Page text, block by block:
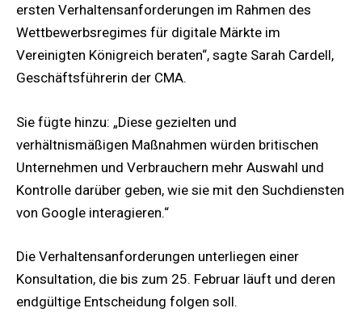
ersten Verhaltensanforderungen im Rahmen des
Wettbewerbsregimes für digitale Märkte im
Vereinigten Königreich beraten“, sagte Sarah Cardell,
Geschäftsführerin der CMA.
Sie fügte hinzu: „Diese gezielten und
verhältnismäßigen Maßnahmen würden britischen
Unternehmen und Verbrauchern mehr Auswahl und
Kontrolle darüber geben, wie sie mit den Suchdiensten
von Google interagieren.“
Die Verhaltensanforderungen unterliegen einer
Konsultation, die bis zum 25. Februar läuft und deren
endgültige Entscheidung folgen soll.